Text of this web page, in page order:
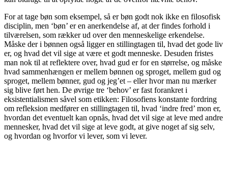
For at tage bøn som eksempel, så er bøn godt nok ikke en filosofisk
disciplin, men ‘bøn’ er en anerkendelse af, at der findes forhold i
tilværelsen, som rækker ud over den menneskelige erkendelse.
Måske der i bønnen også ligger en stillingtagen til, hvad det gode liv
er, og hvad det vil sige at være et godt menneske. Desuden fristes
man nok til at reflektere over, hvad gud er for en størrelse, og måske
hvad sammenhængen er mellem bønnen og sproget, mellem gud og
sproget, mellem bønner, gud og jeg’et – eller hvor man nu mærker
sig blive ført hen. De øvrige tre ‘behov’ er fast forankret i
eksistentialismen såvel som etikken: Filosofiens konstante fordring
om refleksion medfører en stillingtagen til, hvad ‘indre fred’ mon er,
hvordan det eventuelt kan opnås, hvad det vil sige at leve med andre
mennesker, hvad det vil sige at leve godt, at give noget af sig selv,
og hvordan og hvorfor vi lever, som vi lever.